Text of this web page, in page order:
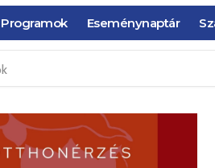
Programok Eseménynaptár